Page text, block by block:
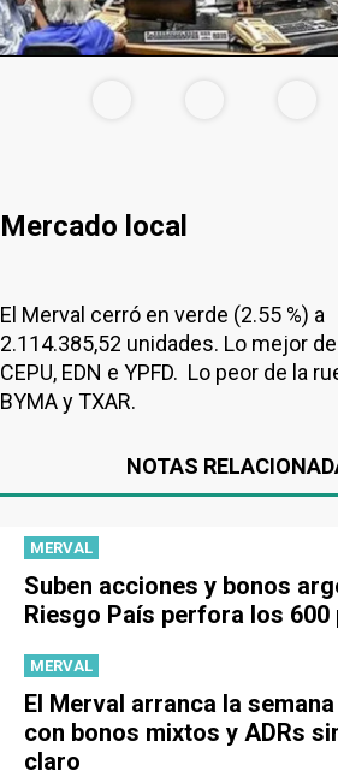
Mercado local
El Merval cerró en verde (2.55 %) a
2.114.385,52 unidades. Lo mejor
CEPU, EDN e YPFD. Lo peor de la
BYMA y TXAR.
NOTAS
MERVAL
Suben acciones y bonos
Riesgo País perfora los 600
MERVAL
El Merval arranca la
con bonos mixtos y ADRs
claro